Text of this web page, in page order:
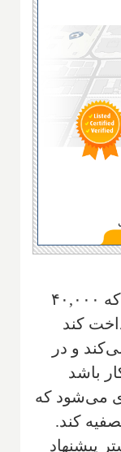
تحت برنامه سی‌با، هر بیزینسی که ۴۰,۰۰۰
پرداخت کند
می‌کند و در
باشد
با بهره ۵ درصدی می‌شود که
آن را هم تا آخر سال ۲۰۲۶ تصفیه کند.
پیشنهاد